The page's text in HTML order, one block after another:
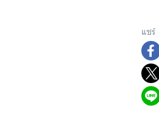
แชร์